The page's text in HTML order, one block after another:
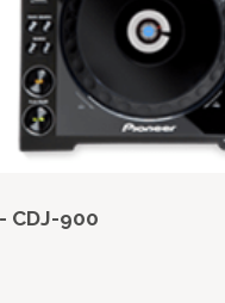
CDJ-900